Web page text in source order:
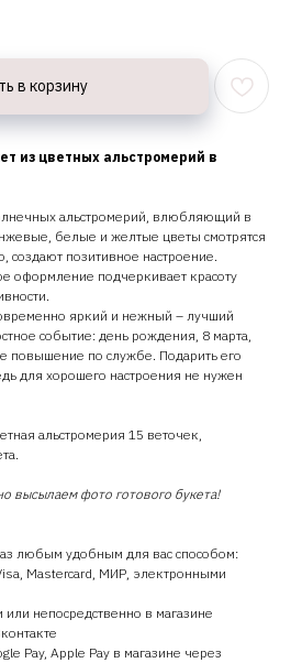
в корзину
из цветных альстромерий в
альстромерий, влюбляющий в
белые и желтые цветы смотрятся
создают позитивное настроение.
оформление подчеркивает красоту
яркий и нежный – лучший
событие: день рождения, 8 марта,
повышение по службе. Подарить его
для хорошего настроения не нужен
альстромерия 15 веточек,
высылаем фото готового букета!
любым удобным для вас способом:
Mastercard, МИР, электронными
непосредственно в магазине
Pay, Apple Pay в магазине через